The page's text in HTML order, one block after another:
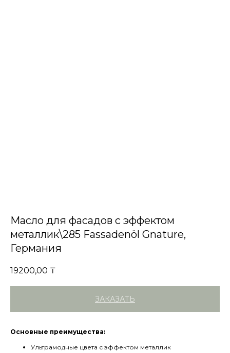
Масло для фасадов с эффектом
металлик\285 Fassadenöl Gnature,
Германия
19200,00 ₸
ЗАКАЗАТЬ
Основные преимущества:
Ультрамодные цвета с эффектом металлик